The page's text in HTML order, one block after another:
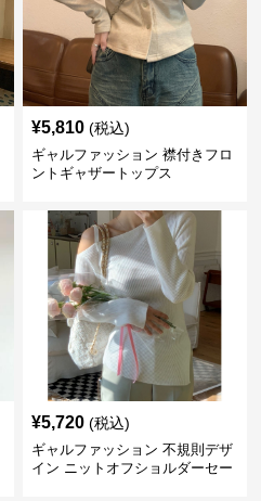
¥5,810 (税込)
ギャルファッション 襟付きフロ
ントギャザートップス
¥5,720 (税込)
ギャルファッション 不規則デザ
イン ニットオフショルダーセー